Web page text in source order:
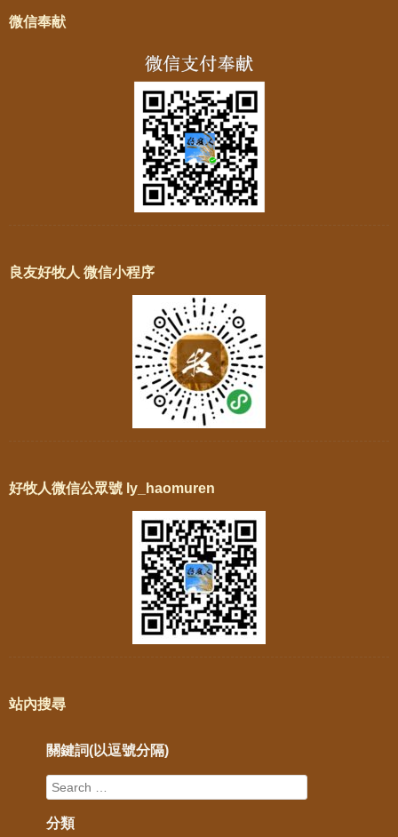
微信奉献
良友好牧人 微信小程序
好牧人微信公眾號 ly_haomuren
站內搜尋
關鍵詞(以逗號分隔)
分類